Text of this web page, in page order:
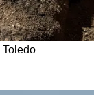
AICPI-IW
গড়ের